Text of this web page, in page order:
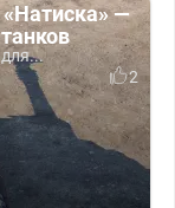
«Натиска» —
2